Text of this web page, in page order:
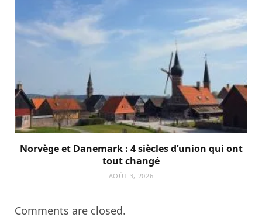
Norvège et Danemark : 4 siècles d’union qui ont
tout changé
AOÛT 3, 2026
Comments are closed.